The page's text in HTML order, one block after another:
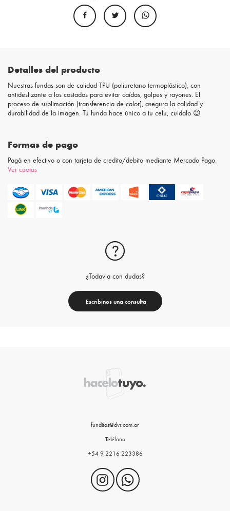
Detalles del producto
Nuestras fundas son de calidad TPU (poliuretano termoplástico), con
antideslizante a los costados para evitar caídas, golpes y rayones. El
proceso de sublimación (transferencia de calor), asegura la calidad y
durabilidad de la imagen. Tú funda hace único a tu celu, cuidalo 😉
Formas de pago
Pagá en efectivo o con tarjeta de credito/debito mediante Mercado Pago.
Ver cuotas
¿Todavia con dudas?
Escribinos una consulta
funditas@dvr.com.ar
Teléfono
+54 9 2216 223386